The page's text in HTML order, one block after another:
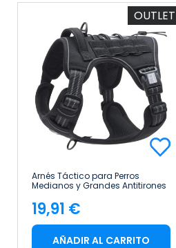
OUTLET
Arnés Táctico para Perros
Medianos y Grandes Antitirones
L Glückpet
Precio
19,91 €
AÑADIR AL CARRITO